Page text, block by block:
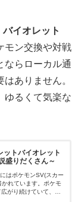
イオレット
モン交換や対戦
ならローカル通
ありません。
ゆるくて気楽な
ットバイオレット
盛りだくさん～
はポケモンSV(スカー
れています。ポケモ
がり続けていて、